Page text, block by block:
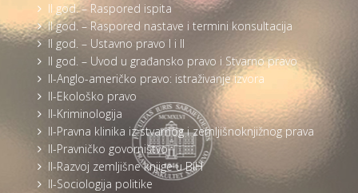
II god. – Raspored ispita
II god. – Raspored nastave i termini konsultacija
II god. – Ustavno pravo I i II
II god. – Uvod u građansko pravo i Stvarno pravo
II-Anglo-američko pravo: istraživanje izvora
II-Ekološko pravo
II-Kriminologija
II-Pravna klinika iz stvarnog i zemljišnoknjižnog prava
II-Pravničko govorništvo
II-Razvoj zemljišne knjige u BiH
II-Sociologija politike